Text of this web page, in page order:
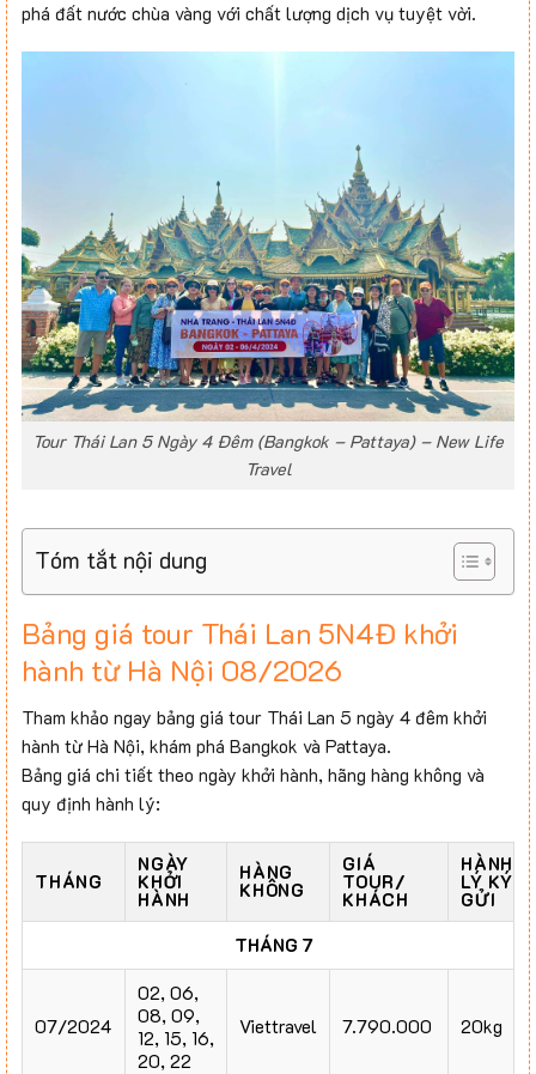
phá đất nước chùa vàng với chất lượng dịch vụ tuyệt vời.
Tour Thái Lan 5 Ngày 4 Đêm (Bangkok – Pattaya) – New Life
Travel
Tóm tắt nội dung
Bảng giá tour Thái Lan 5N4Đ khởi
hành từ Hà Nội 08/2026
Tham khảo ngay bảng giá tour Thái Lan 5 ngày 4 đêm khởi
hành từ Hà Nội, khám phá Bangkok và Pattaya.
Bảng giá chi tiết theo ngày khởi hành, hãng hàng không và
quy định hành lý:
THÁNG
NGÀY
KHỞI
HÀNH
HÀNG
KHÔNG
GIÁ
TOUR/
KHÁCH
HÀNH
LÝ KÝ
GỬI
THÁNG 7
07/2024
02, 06,
08, 09,
12, 15, 16,
20, 22
Viettravel 7.790.000 20kg